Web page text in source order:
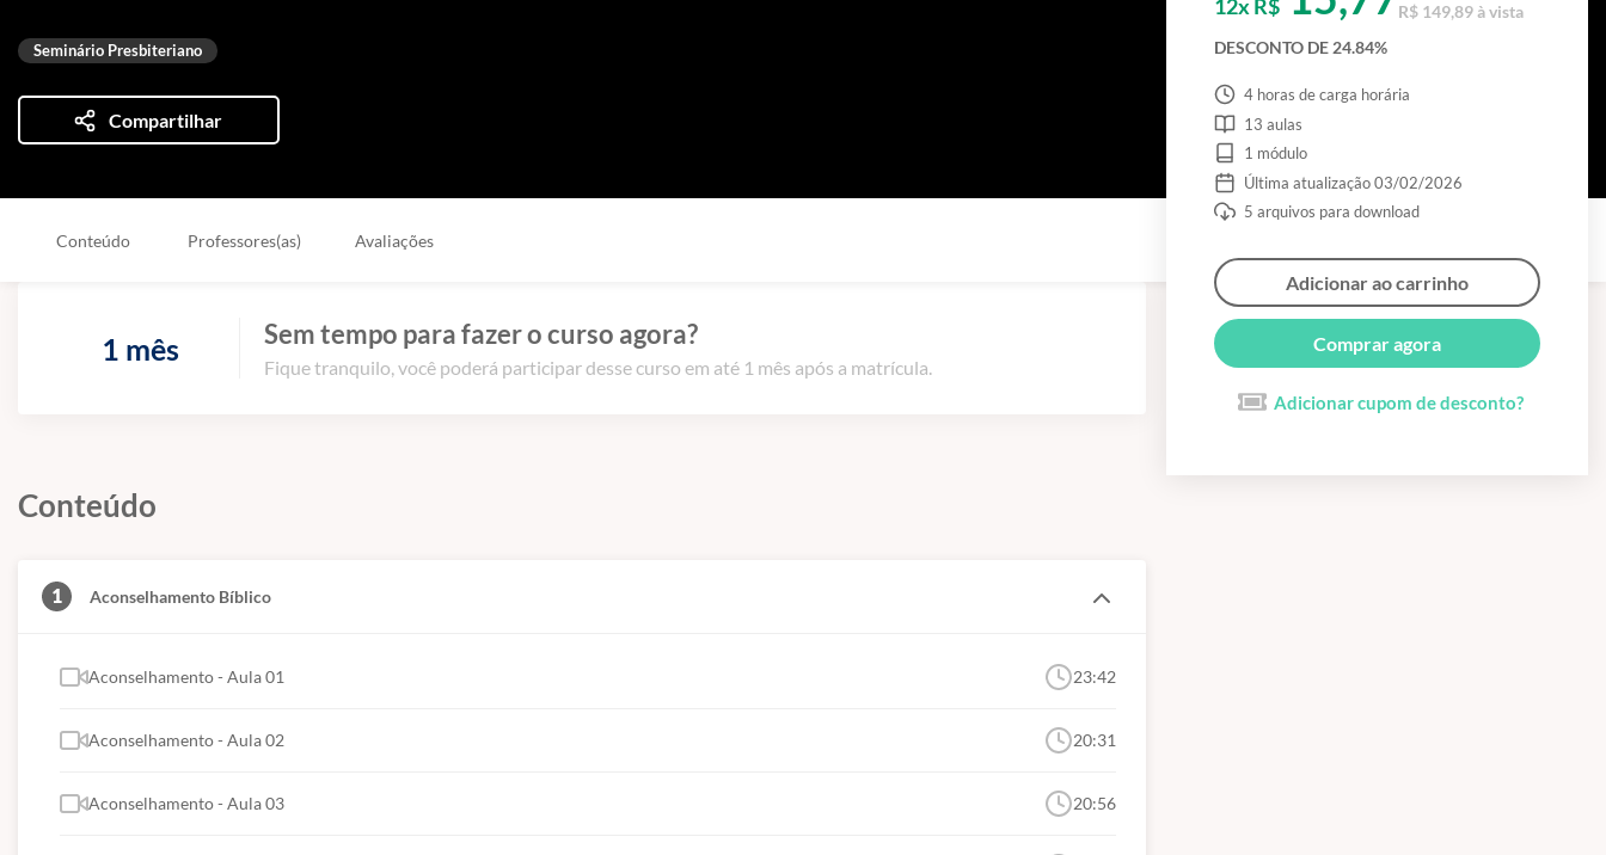
Seminário Presbiteriano
Compartilhar
Conteúdo Professores(as) Avaliações
1 mês Sem tempo para fazer o curso agora?
Fique tranquilo, você poderá participar desse curso em até 1 mês após a matrícula.
Conteúdo
1 Aconselhamento Bíblico
Aconselhamento - Aula 01 23:42
Aconselhamento - Aula 02 20:31
Aconselhamento - Aula 03 20:56
12x R$
R$ 149,89 à vista
DESCONTO DE 24.84%
4 horas de carga horária
13 aulas
1 módulo
Última atualização 03/02/2026
5 arquivos para download
Adicionar ao carrinho
Comprar agora
Adicionar cupom de desconto?